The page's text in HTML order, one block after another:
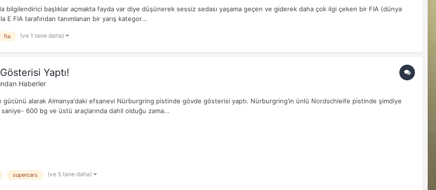
bilgilendirici başlıklar açmakta fayda var diye düşünerek sessiz sedası yaşama geçen ve giderek daha çok ilgi çeken bir FIA (dünya
FIA tarafından tanımlanan bir yarış kategor...
fia (ve 1 tane daha)
Yaptı!
Haberler
gücünü alarak Almanya'daki efsanevi Nürburgring pistinde gövde gösterisi yaptı. Nürburgring’in ünlü Nordschleife pistinde şimdiye
600 bg ve üstü araçlarında dahil olduğu zama...
supercars (ve 5 tane daha)